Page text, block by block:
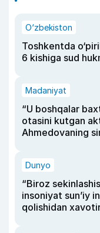
O‘zbekiston
Toshkentda
6 kishiga sud
Madaniyat
“U boshqalar
otasini kutgan
Ahmedovaning
Dunyo
“Biroz
insoniyat sun’iy
qolishidan